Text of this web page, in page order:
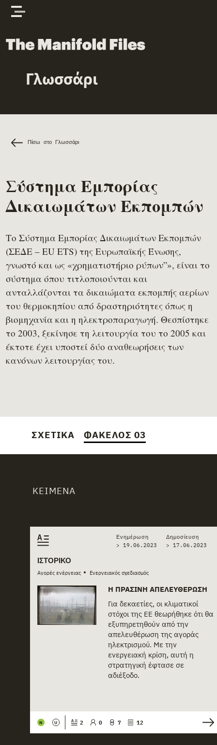
Skip to content
The Manifold Files
Γλωσσάρι
Main Page Content
Πίσω στο Γλωσσάρι
Σύστημα Εμπορίας
Δικαιωμάτων Εκπομπών
Το Σύστημα Εμπορίας Δικαιωμάτων Εκπομπών
(ΣΕΔΕ – EU ETS) της Ευρωπαϊκής Ένωσης,
γνωστό και ως «χρηματιστήριο ρύπων”», είναι το
σύστημα όπου τιτλοποιούνται και
ανταλλάζονται τα δικαιώματα εκπομπής αερίων
του θερμοκηπίου από δραστηριότητες όπως η
βιομηχανία και η ηλεκτροπαραγωγή. Θεσπίστηκε
το 2003, ξεκίνησε τη λειτουργία του το 2005 και
έκτοτε έχει υποστεί δύο αναθεωρήσεις των
κανόνων λειτουργίας του.
ΣΧΕΤΙΚΆ ΦΆΚΕΛΟΣ 03
ΚΕΊΜΕΝΑ
Related stories
ΙΣΤΟΡΙΚΌ
Αγορές ενέργειας • Ενεργειακός σχεδιασμός
Ενημέρωση
> 19.06.2023
Δημοσίευση
> 17.06.2023
Η ΠΡΆΣΙΝΗ ΑΠΕΛΕΥΘΈΡΩΣΗ
Για δεκαετίες, οι κλιματικοί
στόχοι της ΕΕ θεωρήθηκε ότι θα
εξυπηρετηθούν από την
απελευθέρωση της αγοράς
ηλεκτρισμού. Με την
ενεργειακή κρίση, αυτή η
στρατηγική έφτασε σε
αδιέξοδο.
N U 2 0 7 12